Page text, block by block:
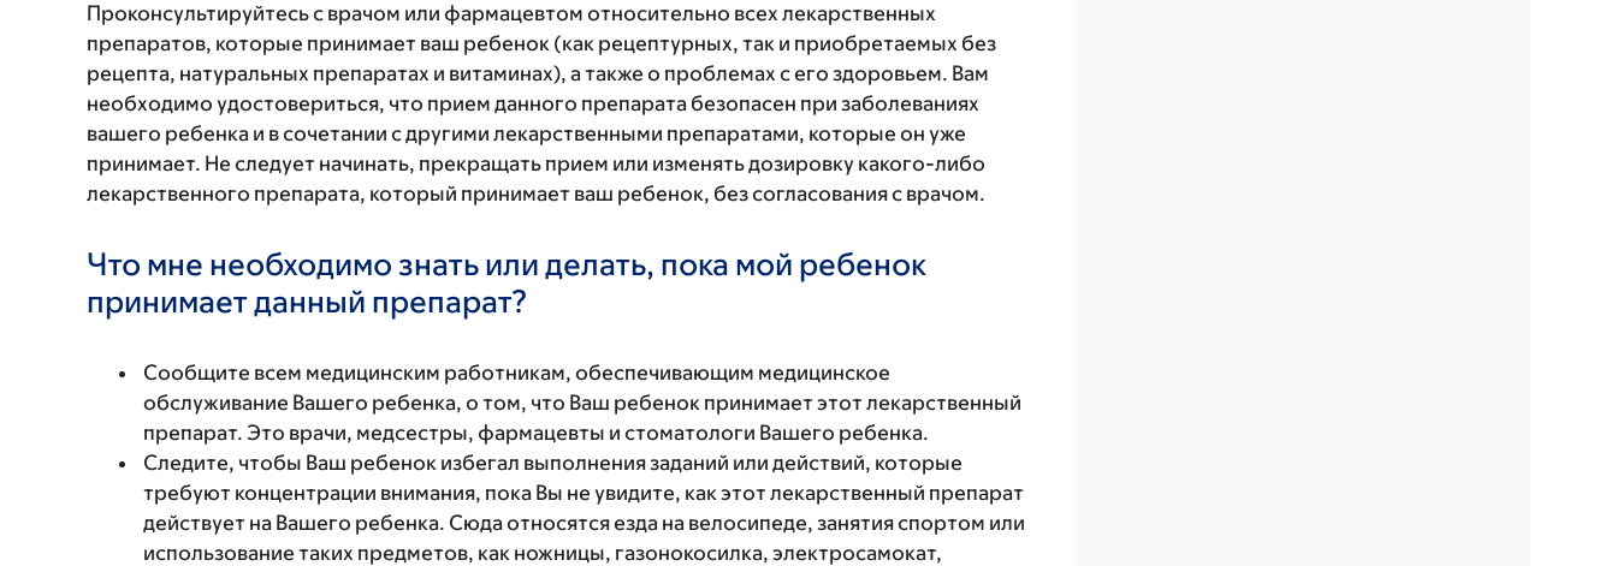
Проконсультируйтесь с врачом или фармацевтом относительно всех лекарственных
препаратов, которые принимает ваш ребенок (как рецептурных, так и приобретаемых без
рецепта, натуральных препаратах и витаминах), а также о проблемах с его здоровьем. Вам
необходимо удостовериться, что прием данного препарата безопасен при заболеваниях
вашего ребенка и в сочетании с другими лекарственными препаратами, которые он уже
принимает. Не следует начинать, прекращать прием или изменять дозировку какого-либо
лекарственного препарата, который принимает ваш ребенок, без согласования с врачом.
Что мне необходимо знать или делать, пока мой ребенок
принимает данный препарат?
Сообщите всем медицинским работникам, обеспечивающим медицинское
обслуживание Вашего ребенка, о том, что Ваш ребенок принимает этот лекарственный
препарат. Это врачи, медсестры, фармацевты и стоматологи Вашего ребенка.
Следите, чтобы Ваш ребенок избегал выполнения заданий или действий, которые
требуют концентрации внимания, пока Вы не увидите, как этот лекарственный препарат
действует на Вашего ребенка. Сюда относятся езда на велосипеде, занятия спортом или
использование таких предметов, как ножницы, газонокосилка, электросамокат,